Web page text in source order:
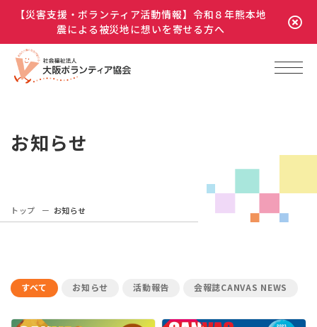
【災害支援・ボランティア活動情報】令和８年熊本地
震による被災地に想いを寄せる方へ
お知らせ
トップ お知らせ
すべて お知らせ 活動報告 会報誌CANVAS NEWS